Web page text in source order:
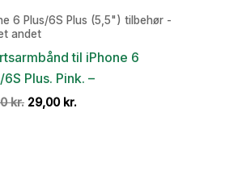
6 Plus/6S Plus (5,5") tilbehør -
andet
til iPhone 6
6S Plus. Pink. –
kr. Den
29,00 kr.